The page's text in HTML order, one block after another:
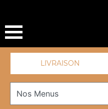
LIVRAISON